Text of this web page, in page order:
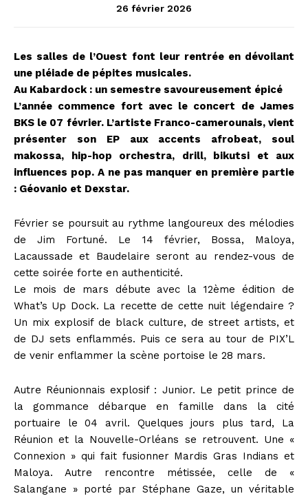
26 février 2026
Les salles de l’Ouest font leur rentrée en dévoilant
une pléiade de pépites musicales.
Au Kabardock : un semestre savoureusement épicé
L’année commence fort avec le concert de James
BKS le 07 février. L’artiste Franco-camerounais, vient
présenter son EP aux accents afrobeat, soul
makossa, hip-hop orchestra, drill, bikutsi et aux
influences pop. A ne pas manquer en première partie
: Géovanio et Dexstar.
Février se poursuit au rythme langoureux des mélodies
de Jim Fortuné. Le 14 février, Bossa, Maloya,
Lacaussade et Baudelaire seront au rendez-vous de
cette soirée forte en authenticité.
Le mois de mars débute avec la 12ème édition de
What’s Up Dock. La recette de cette nuit légendaire ?
Un mix explosif de black culture, de street artists, et
de DJ sets enflammés. Puis ce sera au tour de PIX’L
de venir enflammer la scène portoise le 28 mars.
Autre Réunionnais explosif : Junior. Le petit prince de
la gommance débarque en famille dans la cité
portuaire le 04 avril. Quelques jours plus tard, La
Réunion et la Nouvelle-Orléans se retrouvent. Une «
Connexion » qui fait fusionner Mardis Gras Indians et
Maloya. Autre rencontre métissée, celle de «
Salangane » porté par Stéphane Gaze, un véritable